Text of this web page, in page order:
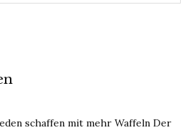
schaffen mit mehr Waffeln Der